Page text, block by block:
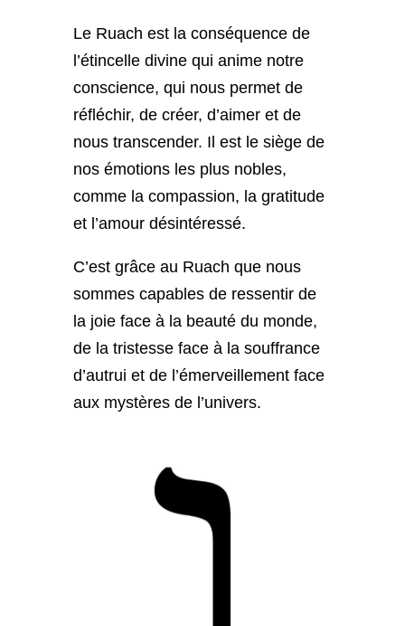
Le Ruach est la conséquence de
l’étincelle divine qui anime notre
conscience, qui nous permet de
réfléchir, de créer, d’aimer et de
nous transcender. Il est le siège de
nos émotions les plus nobles,
comme la compassion, la gratitude
et l’amour désintéressé.
C’est grâce au Ruach que nous
sommes capables de ressentir de
la joie face à la beauté du monde,
de la tristesse face à la souffrance
d’autrui et de l’émerveillement face
aux mystères de l’univers.